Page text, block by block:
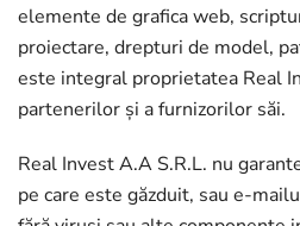
elemente de grafica web,
proiectare, drepturi de model,
este integral proprietatea Real
partenerilor și a furnizorilor săi.
Real Invest A.A S.R.L. nu
pe care este găzduit, sau e-